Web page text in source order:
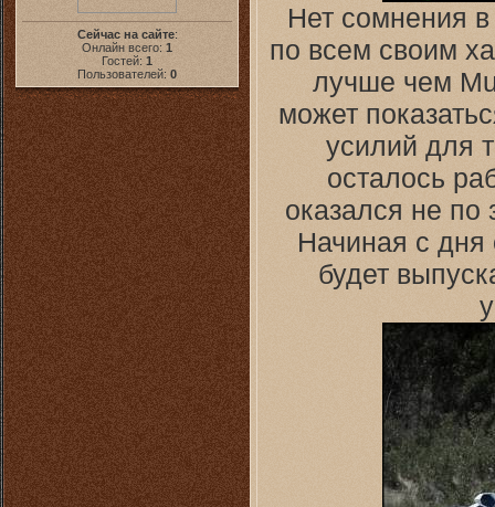
Сейчас на сайте:
Онлайн всего: 1
Гостей: 1
Пользователей: 0
Нет сомнения
по всем своим
лучше чем
может
усилий для
осталось
оказался не по
Начиная с дня
будет